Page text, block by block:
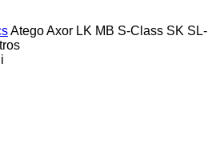
AtegoAxor LK MB S-Class SK SL-